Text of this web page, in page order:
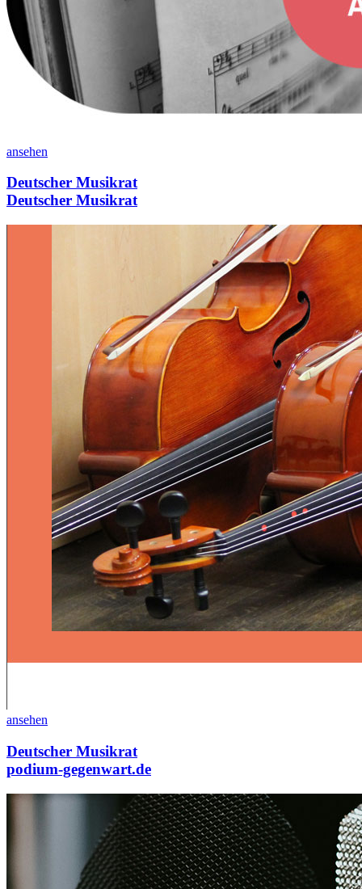
ansehen
Deutscher Musikrat
Deutscher Musikrat
ansehen
Deutscher Musikrat
podium-gegenwart.de